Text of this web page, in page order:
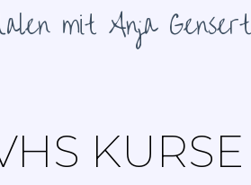
mit Anja Gensert
KURSE